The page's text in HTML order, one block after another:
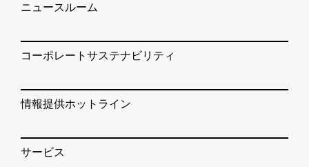
ニュースルーム
コーポレートサステナビリティ
情報提供ホットライン
サービス